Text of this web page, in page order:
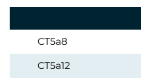
CT5a8
CT5a12